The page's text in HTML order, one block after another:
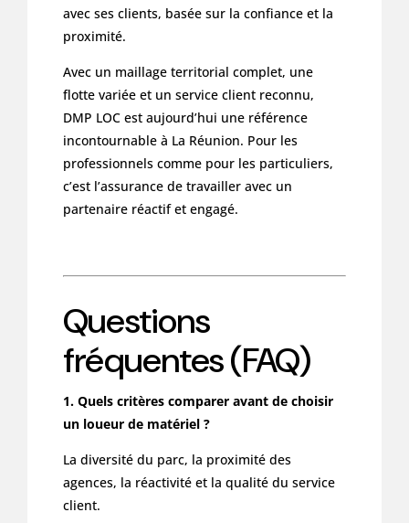
avec ses clients, basée sur la confiance et la
proximité.
Avec un maillage territorial complet, une
flotte variée et un service client reconnu,
DMP LOC est aujourd’hui une référence
incontournable à La Réunion. Pour les
professionnels comme pour les particuliers,
c’est l’assurance de travailler avec un
partenaire réactif et engagé.
Questions
fréquentes (FAQ)
1. Quels critères comparer avant de choisir
un loueur de matériel ?
La diversité du parc, la proximité des
agences, la réactivité et la qualité du service
client.